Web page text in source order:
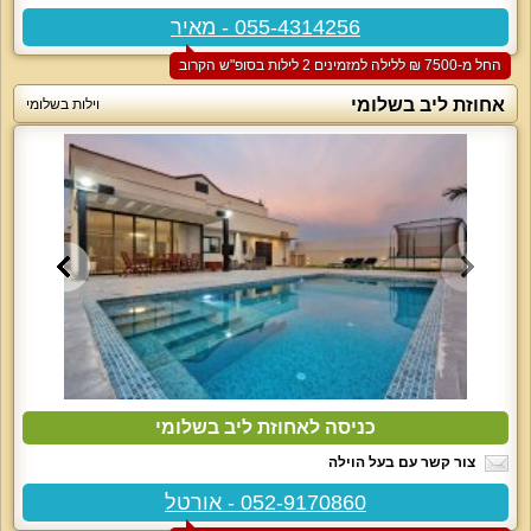
055-4314256 - מאיר
החל מ-‏7500 ₪ ללילה למזמינים 2 לילות בסופ"ש הקרוב
אחוזת ליב בשלומי וילות בשלומי
כניסה לאחוזת ליב בשלומי
צור קשר עם בעל הוילה
052-9170860 - אורטל